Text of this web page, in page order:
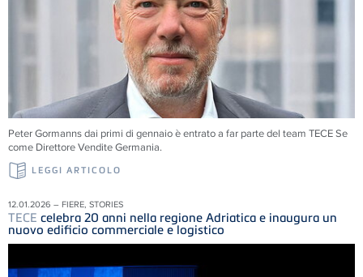
Peter Gormanns dai primi di gennaio è entrato a far parte del team TECESe
come Direttore Vendite Germania.
LEGGI ARTICOLO
12.01.2026 – FIERE, STORIES
TECE celebra 20 anni nella regione Adriatica e inaugura un
nuovo edificio commerciale e logistico